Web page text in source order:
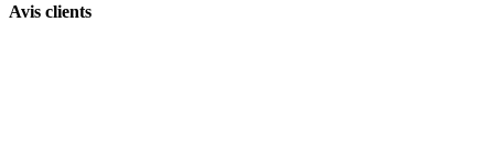
Avis clients